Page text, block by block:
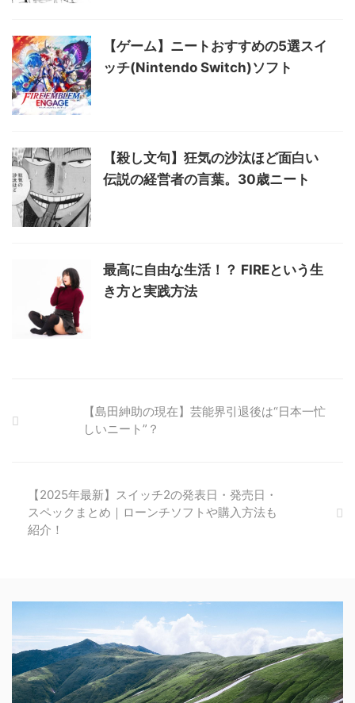
【ゲーム】ニートおすすめの5選スイ
ッチ(Nintendo Switch)ソフト
【殺し文句】狂気の沙汰ほど面白い
伝説の経営者の言葉。30歳ニート
最高に自由な生活！？ FIREという生
き方と実践方法
【島田紳助の現在】芸能界引退後は“日本一忙
しいニート”？
【2025年最新】スイッチ2の発表日・発売日・
スペックまとめ｜ローンチソフトや購入方法も
紹介！